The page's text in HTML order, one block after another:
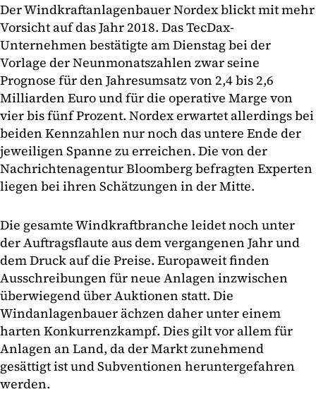
Der Windkraftanlagenbauer Nordex blickt mit mehr
Vorsicht auf das Jahr 2018. Das TecDax-
Unternehmen bestätigte am Dienstag bei der
Vorlage der Neunmonatszahlen zwar seine
Prognose für den Jahresumsatz von 2,4 bis 2,6
Milliarden Euro und für die operative Marge von
vier bis fünf Prozent. Nordex erwartet allerdings bei
beiden Kennzahlen nur noch das untere Ende der
jeweiligen Spanne zu erreichen. Die von der
Nachrichtenagentur Bloomberg befragten Experten
liegen bei ihren Schätzungen in der Mitte.
Die gesamte Windkraftbranche leidet noch unter
der Auftragsflaute aus dem vergangenen Jahr und
dem Druck auf die Preise. Europaweit finden
Ausschreibungen für neue Anlagen inzwischen
überwiegend über Auktionen statt. Die
Windanlagenbauer ächzen daher unter einem
harten Konkurrenzkampf. Dies gilt vor allem für
Anlagen an Land, da der Markt zunehmend
gesättigt ist und Subventionen heruntergefahren
werden.